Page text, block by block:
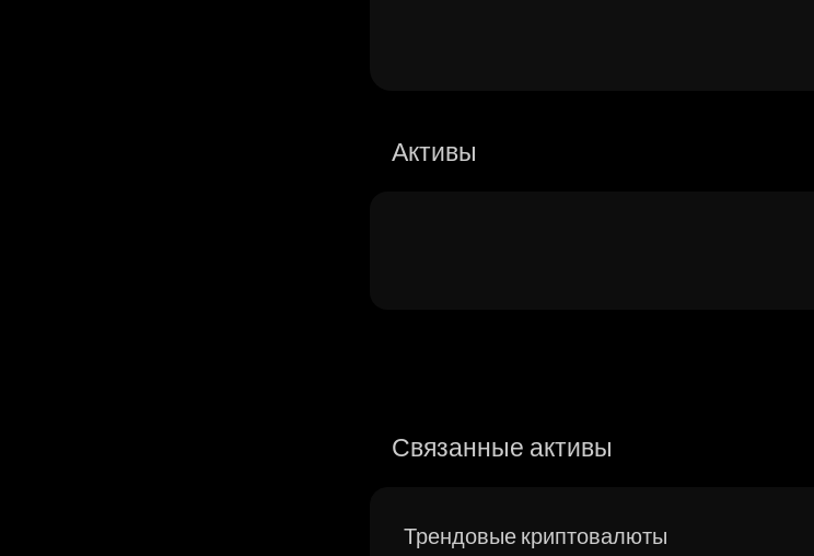
Активы
Связанные активы
Трендовые криптовалюты